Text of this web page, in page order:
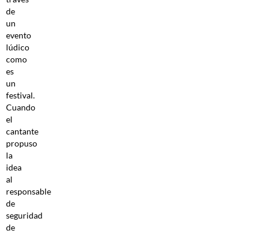
de
un
evento
lúdico
como
es
un
festival.
Cuando
el
cantante
propuso
la
idea
al
responsable
de
seguridad
de